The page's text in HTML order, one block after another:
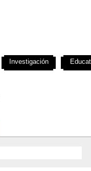
Investigación